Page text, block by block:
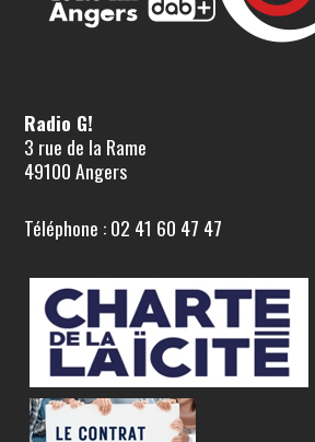
Radio G!
3 rue de la Rame
49100 Angers
Téléphone : 02 41 60 47 47